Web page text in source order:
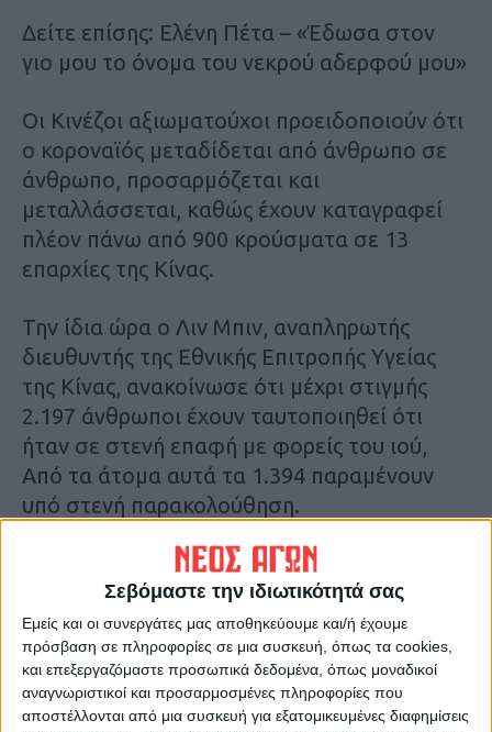
Σεβόμαστε την ιδιωτικότητά σας
Εμείς και οι συνεργάτες μας αποθηκεύουμε και/ή έχουμε
πρόσβαση σε πληροφορίες σε μια συσκευή, όπως τα cookies,
και επεξεργαζόμαστε προσωπικά δεδομένα, όπως μοναδικοί
αναγνωριστικοί και προσαρμοσμένες πληροφορίες που
αποστέλλονται από μια συσκευή για εξατομικευμένες διαφημίσεις
Δείτε επίσης: Ελένη Πέτα – «Έδωσα στον
γιο μου το όνομα του νεκρού αδερφού μου»
Οι Κινέζοι αξιωματούχοι προειδοποιούν ότι
ο κοροναϊός μεταδίδεται από άνθρωπο σε
άνθρωπο, προσαρμόζεται και
μεταλλάσσεται, καθώς έχουν καταγραφεί
πλέον πάνω από 900 κρούσματα σε 13
επαρχίες της Κίνας.
Την ίδια ώρα ο Λιν Μπιν, αναπληρωτής
διευθυντής της Εθνικής Επιτροπής Υγείας
της Κίνας, ανακοίνωσε ότι μέχρι στιγμής
2.197 άνθρωποι έχουν ταυτοποιηθεί ότι
ήταν σε στενή επαφή με φορείς του ιού,
Από τα άτομα αυτά τα 1.394 παραμένουν
υπό στενή παρακολούθηση.
Τελευταίες Ειδήσεις Σήμερα
Ακολούθησε την εφημερίδα ΝΕΟΣ
ΑΓΩΝ στο Google News!
Όλες οι εξελίξεις στην περιοχή της
Καρδίτσας και ευρύτερα της Θεσσαλίας